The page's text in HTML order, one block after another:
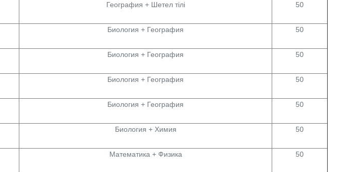
География + Шетел тілі 50
Биология + География 50
Биология + География 50
Биология + География 50
Биология + География 50
Биология + Химия 50
Математика + Физика 50